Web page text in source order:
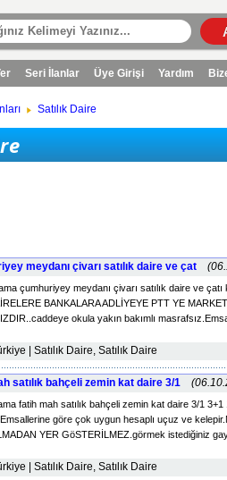
Seri İlanlar Üye Girişi Yardım
Satılık Daire
meydanı çivarı satılık daire ve çat
çumhuriyey meydanı çivarı satılık daire ve
BANKALARA ADLİYEYE PTT YE
okula yakın bakımlı
| Satılık Daire, Satılık Daire
satılık bahçeli zemin kat daire 3/1
fatih mah satılık bahçeli zemin kat daire 3/1 3+1
göre çok uygun hesaplı uçuz ve
YER GöSTERİLMEZ.görmek istediğiniz
| Satılık Daire, Satılık Daire